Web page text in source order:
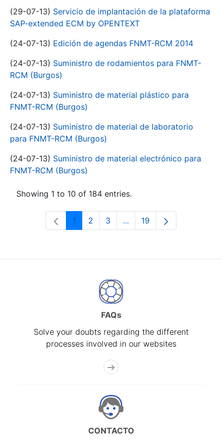
(29-07-13) Servicio de implantación de la plataforma
SAP-extended ECM by OPENTEXT
(24-07-13) Edición de agendas FNMT-RCM 2014
(24-07-13) Suministro de rodamientos para FNMT-
RCM (Burgos)
(24-07-13) Suministro de material plástico para
FNMT-RCM (Burgos)
(24-07-13) Suministro de material de laboratorio
para FNMT-RCM (Burgos)
(24-07-13) Suministro de material electrónico para
FNMT-RCM (Burgos)
Showing 1 to 10 of 184 entries.
Page
1 Page
2 Page
3 ...Intermediate Pages Use
Page
19
FAQs
Solve your doubts regarding the different
processes involved in our websites
CONTACTO